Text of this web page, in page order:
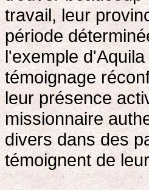
travail, leur
période
l'exemple
témoignage
leur présence
missionnaire
divers dans des
témoignent de